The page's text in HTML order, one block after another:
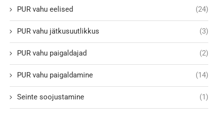
PUR vahu eelised (24)
PUR vahu jätkusuutlikkus (3)
PUR vahu paigaldajad (2)
PUR vahu paigaldamine (14)
Seinte soojustamine (1)